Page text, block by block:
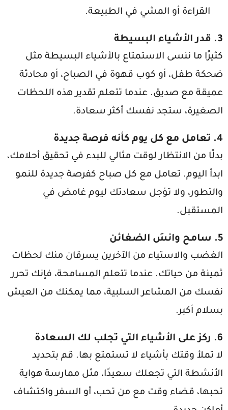
القراءة أو المشي في الطبيعة.
3. قدر الأشياء البسيطة
كثيرًا ما ننسى الاستمتاع بالأشياء البسيطة مثل
ضحكة طفل، أو كوب قهوة في الصباح، أو محادثة
عميقة مع صديق. عندما تتعلم تقدير هذه اللحظات
الصغيرة، ستجد نفسك أكثر سعادة.
4. تعامل مع كل يوم كأنه فرصة جديدة
بدلًا من الانتظار لوقت مثالي للبدء في تحقيق أحلامك،
ابدأ اليوم. تعامل مع كل صباح كفرصة جديدة للنمو
والتطور، ولا تؤجل سعادتك ليوم غامض في
المستقبل.
5. سامح وانسَ الضغائن
الغضب والاستياء من الآخرين يسرقان منك لحظات
ثمينة من حياتك. عندما تتعلم المسامحة، فإنك تحرر
نفسك من المشاعر السلبية، مما يمكنك من العيش
بسلام أكبر.
6. ركز على الأشياء التي تجلب لك السعادة
لا تملأ وقتك بأشياء لا تستمتع بها. قم بتحديد
الأنشطة التي تجعلك سعيدًا، مثل ممارسة هواية
تحبها، قضاء وقت مع من تحب، أو السفر واكتشاف